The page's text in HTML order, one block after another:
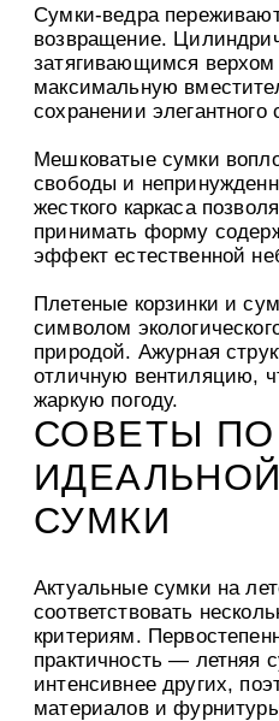
Сумки-ведра
возвращение.
затягивающимся верхом
максимальную
сохранении элегантного
Мешковатые сумки
свободы и
жесткого каркаса
принимать форму
эффект естественной
Плетеные корзинки и
символом
природой. Ажурная
отличную вентиляцию,
жаркую погоду.
СОВЕТЫ
СУМКИ
Актуальные сумки на
соответствовать
критериям.
практичность — летняя
интенсивнее других,
материалов и